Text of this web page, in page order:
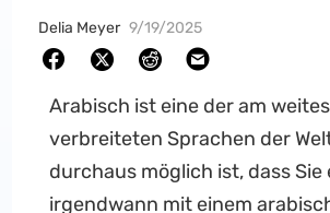
Delia Meyer 9/19/2025
Arabisch ist eine der am
verbreiteten Sprachen der
durchaus möglich ist, dass Sie
irgendwann mit einem